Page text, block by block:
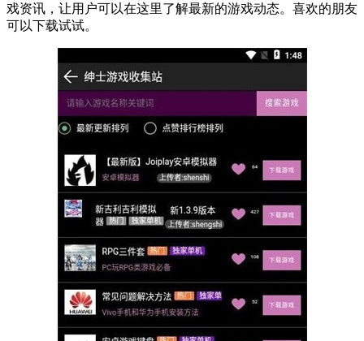
戏资讯，让用户可以在这里了解最新的游戏动态。喜欢的朋友
可以下载试试。